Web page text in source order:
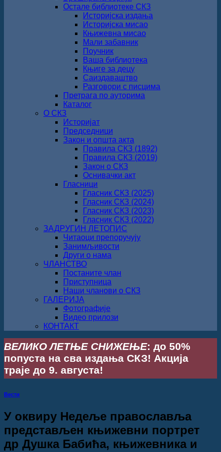
Остале библиотеке СКЗ
Историјска издања
Историјска мисао
Књижевна мисао
Мали забавник
Поучник
Ваша библиотека
Књиге за децу
Саиздаваштво
Разговори с писцима
Претрага по ауторима
Каталог
О СКЗ
Историјат
Председници
Закон и општа акта
Правила СКЗ (1892)
Правила СКЗ (2019)
Закон о СКЗ
Оснивачки акт
Гласници
Гласник СКЗ (2025)
Гласник СКЗ (2024)
Гласник СКЗ (2023)
Гласник СКЗ (2022)
ЗАДРУГИН ЛЕТОПИС
Читаоци препоручују
Занимљивости
Други о нама
ЧЛАНСТВО
Постаните члан
Приступница
Наши чланови о СКЗ
ГАЛЕРИЈА
Фотографије
Видео прилози
КОНТАКТ
ВЕЛИКО ЛЕТЊЕ СНИЖЕЊЕ: до 50%
попуста на сва издања СКЗ! Акција
траје до 9. августа!
Вести
У оквиру Недеље православља
представљен књижевни портрет
др Душка Бабића, књижевника и